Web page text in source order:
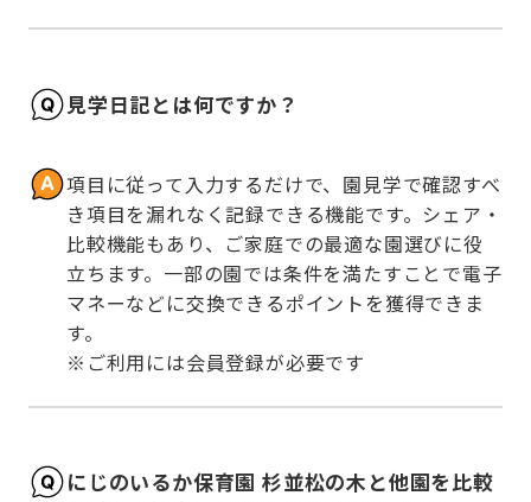
見学日記とは何ですか？
項目に従って入力するだけで、園見学で確認すべ
き項目を漏れなく記録できる機能です。シェア・
比較機能もあり、ご家庭での最適な園選びに役
立ちます。一部の園では条件を満たすことで電子
マネーなどに交換できるポイントを獲得できま
す。
※ご利用には会員登録が必要です
にじのいるか保育園 杉並松の木と他園を比較